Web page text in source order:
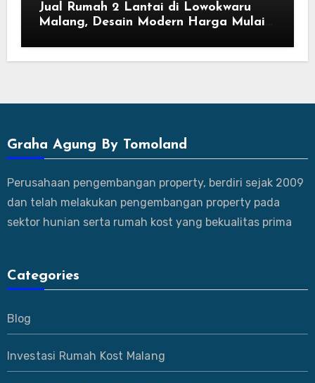
Jual Rumah 2 Lantai di Lowokwaru
Malang, Desain Modern Harga Mulai
Graha Agung By Tomoland
Perusahaan pengembangan property, berdiri sejak 2009
dan telah melakukan pengembangan property pada
sektor hunian serta rumah kost yang bekualitas prima
Categories
Blog
Investasi Rumah Kost Malang